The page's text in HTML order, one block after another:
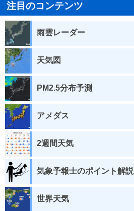
注目のコンテンツ
雨雲レーダー
天気図
PM2.5分布予測
アメダス
2週間天気
気象予報士のポイント解説
世界天気